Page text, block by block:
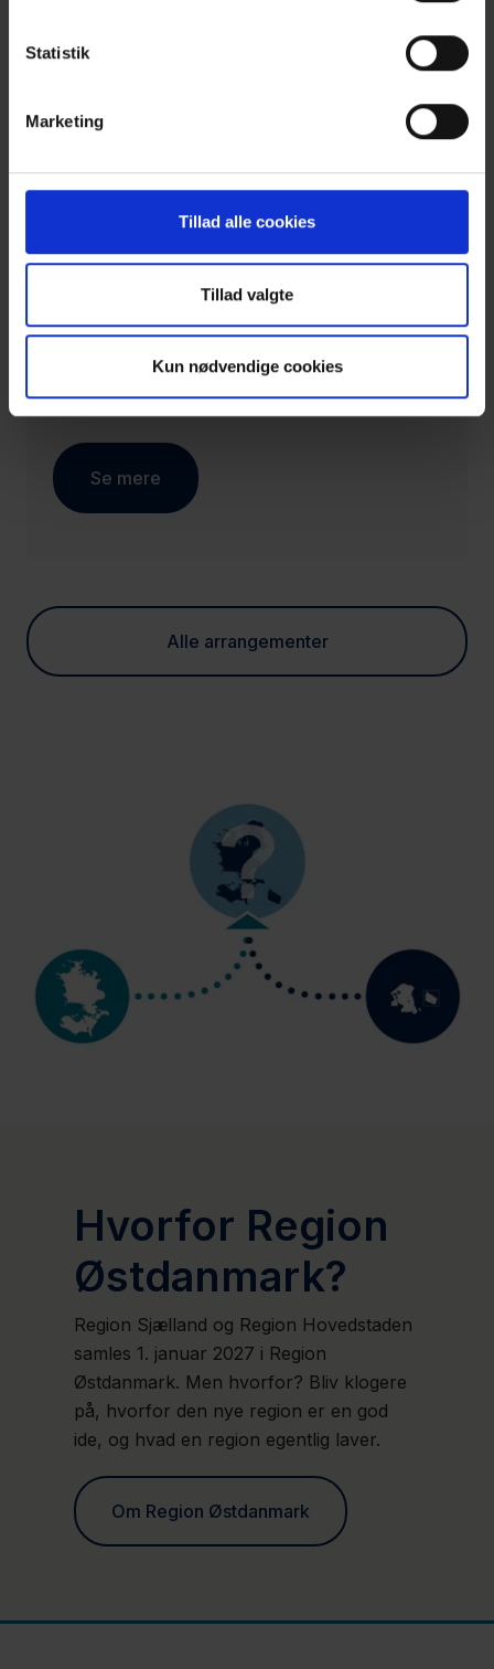
Statistik
Marketing
Tillad alle cookies
Tillad valgte
Kun nødvendige cookies
Forberedende regionsrådsmøde
18. august 2026
18. august 2026
Alleen 15, 4180 Sorø eller online
via web-tv.
Se mere
Alle arrangementer
Hvorfor Region
Østdanmark?
Region Sjælland og Region Hovedstaden
samles 1. januar 2027 i Region
Østdanmark. Men hvorfor? Bliv klogere
på, hvorfor den nye region er en god
ide, og hvad en region egentlig laver.
Om Region Østdanmark